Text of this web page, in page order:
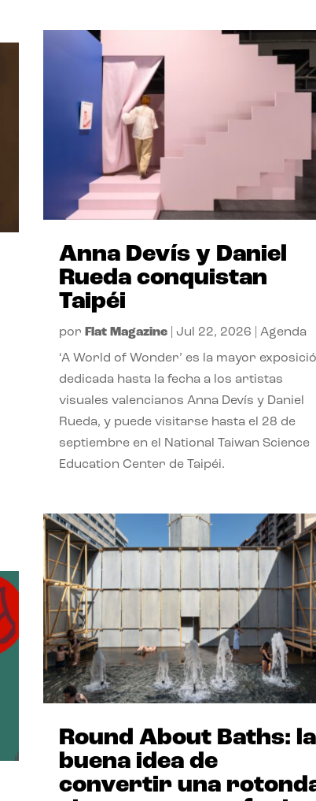
Anna Devís y Daniel
Rueda conquistan
Taipéi
por Flat Magazine| Jul 22, 2026 Agenda
‘A World of Wonder’ es la mayor
dedicada hasta la fecha a los artistas
visuales valencianos Anna Devís y Daniel
Rueda, y puede visitarse hasta el 28 de
septiembre en el National Taiwan Science
Education Center de Taipéi.
Round About Baths: la
buena idea de
convertir una